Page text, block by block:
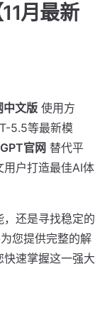
月最新
中文版 使用方
5.5等最新模
官网 替代平
用户打造最佳AI体
，还是寻找稳定的
您提供完整的解
速掌握这一强大